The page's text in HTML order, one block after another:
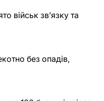
військ зв’язку та
без опадів,